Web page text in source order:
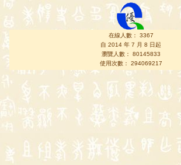
在線人數： 3367
自 2014 年 7 月 8 日起
瀏覽人數： 80145833
使用次數： 294069217